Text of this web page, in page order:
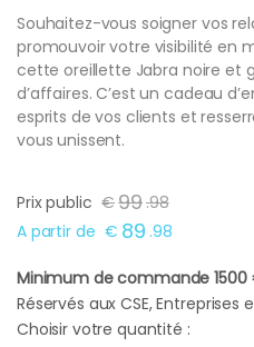
Souhaitez-vous soigner vos
promouvoir votre visibilité en
cette oreillette Jabra noire et
d’affaires. C’est un cadeau
esprits de vos clients et
vous unissent.
Prix public €99.98
A partir de € 89 .98
Minimum de commande 1500
Réservés aux CSE, Entreprises
Choisir votre quantité :